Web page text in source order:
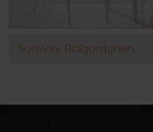
Sunway Rolgordijnen